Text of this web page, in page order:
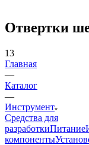
Отвертки
13
Главная
—
Каталог
—
Инструмент
Средства для
разработкиПитание
компоненты